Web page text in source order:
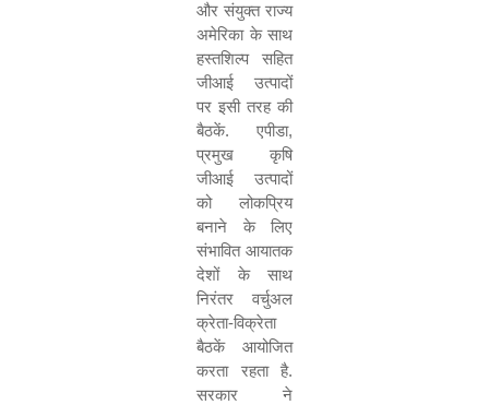
और संयुक्त राज्य
अमेरिका के साथ
हस्तशिल्प सहित
जीआई उत्पादों
पर इसी तरह की
बैठकें. एपीडा,
प्रमुख कृषि
जीआई उत्पादों
को लोकप्रिय
बनाने के लिए
संभावित आयातक
देशों के साथ
निरंतर वर्चुअल
क्रेता-विक्रेता
बैठकें आयोजित
करता रहता है.
सरकार ने